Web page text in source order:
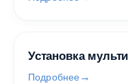
Установка
Подробнее